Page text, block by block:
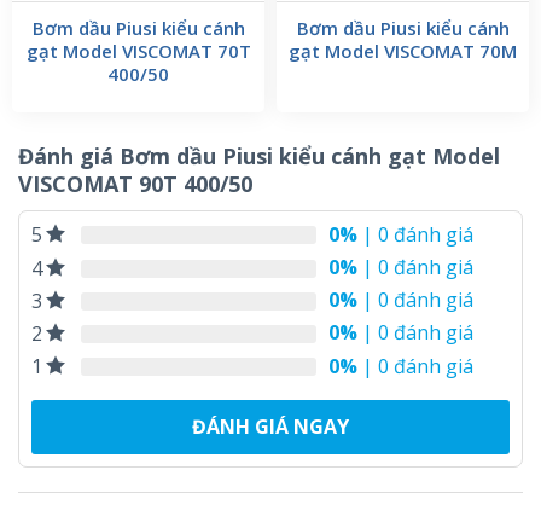
Bơm dầu Piusi kiểu cánh
gạt Model VISCOMAT 70T
400/50
Bơm dầu Piusi kiểu cánh
gạt Model VISCOMAT 70M
Đánh giá Bơm dầu Piusi kiểu cánh gạt Model
VISCOMAT 90T 400/50
5 0% | 0 đánh giá
4
0% | 0 đánh giá
3
0% | 0 đánh giá
2
0% | 0 đánh giá
1
0% | 0 đánh giá
ĐÁNH GIÁ NGAY